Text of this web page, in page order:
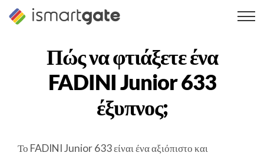
Μετάβαση
στο
Πώς να φτιάξετε ένα
FADINI Junior 633
έξυπνος;
Το FADINI Junior 633 είναι ένα αξιόπιστο και